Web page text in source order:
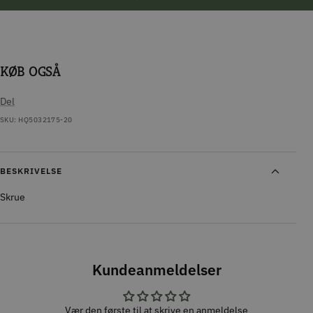
KØB OGSÅ
Del
SKU: HQ5032175-20
BESKRIVELSE
Skrue
Kundeanmeldelser
Vær den første til at skrive en anmeldelse